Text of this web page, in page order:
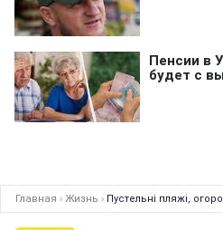
Главная › Жизнь › Пустельні пляжі,